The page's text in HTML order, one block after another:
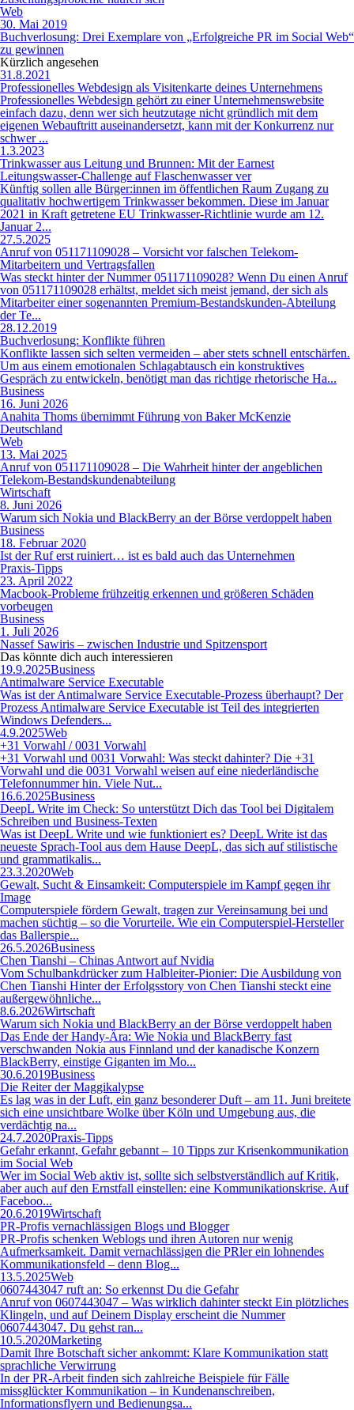
Web
30. Mai 2019
Buchverlosung: Drei Exemplare von „Erfolgreiche PR im Social Web“
zu gewinnen
Kürzlich angesehen
31.8.2021
Professionelles Webdesign als Visitenkarte deines Unternehmens
Professionelles Webdesign gehört zu einer Unternehmenswebsite
einfach dazu, denn wer sich heutzutage nicht gründlich mit dem
eigenen Webauftritt auseinandersetzt, kann mit der Konkurrenz nur
schwer ...
1.3.2023
Trinkwasser aus Leitung und Brunnen: Mit der Earnest
Leitungswasser-Challenge auf Flaschenwasser ver
Künftig sollen alle Bürger:innen im öffentlichen Raum Zugang zu
qualitativ hochwertigem Trinkwasser bekommen. Diese im Januar
2021 in Kraft getretene EU Trinkwasser-Richtlinie wurde am 12.
Januar 2...
27.5.2025
Anruf von 051171109028 – Vorsicht vor falschen Telekom-
Mitarbeitern und Vertragsfallen
Was steckt hinter der Nummer 051171109028? Wenn Du einen Anruf
von 051171109028 erhältst, meldet sich meist jemand, der sich als
Mitarbeiter einer sogenannten Premium-Bestandskunden-Abteilung
der Te...
28.12.2019
Buchverlosung: Konflikte führen
Konflikte lassen sich selten vermeiden – aber stets schnell entschärfen.
Um aus einem emotionalen Schlagabtausch ein konstruktives
Gespräch zu entwickeln, benötigt man das richtige rhetorische Ha...
Business
16. Juni 2026
Anahita Thoms übernimmt Führung von Baker McKenzie
Deutschland
Web
13. Mai 2025
Anruf von 051171109028 – Die Wahrheit hinter der angeblichen
Telekom-Bestandskundenabteilung
Wirtschaft
8. Juni 2026
Warum sich Nokia und BlackBerry an der Börse verdoppelt haben
Business
18. Februar 2020
Ist der Ruf erst ruiniert… ist es bald auch das Unternehmen
Praxis-Tipps
23. April 2022
Macbook-Probleme frühzeitig erkennen und größeren Schäden
vorbeugen
Business
1. Juli 2026
Nassef Sawiris – zwischen Industrie und Spitzensport
Das könnte dich auch interessieren
19.9.2025Business
Antimalware Service Executable
Was ist der Antimalware Service Executable-Prozess überhaupt? Der
Prozess Antimalware Service Executable ist Teil des integrierten
Windows Defenders...
4.9.2025Web
+31 Vorwahl / 0031 Vorwahl
+31 Vorwahl und 0031 Vorwahl: Was steckt dahinter? Die +31
Vorwahl und die 0031 Vorwahl weisen auf eine niederländische
Telefonnummer hin. Viele Nut...
16.6.2025Business
DeepL Write im Check: So unterstützt Dich das Tool bei Digitalem
Schreiben und Business-Texten
Was ist DeepL Write und wie funktioniert es? DeepL Write ist das
neueste Sprach-Tool aus dem Hause DeepL, das sich auf stilistische
und grammatikalis...
23.3.2020Web
Gewalt, Sucht & Einsamkeit: Computerspiele im Kampf gegen ihr
Image
Computerspiele fördern Gewalt, tragen zur Vereinsamung bei und
machen süchtig – so die Vorurteile. Wie ein Computerspiel-Hersteller
das Ballerspie...
26.5.2026Business
Chen Tianshi – Chinas Antwort auf Nvidia
Vom Schulbankdrücker zum Halbleiter-Pionier: Die Ausbildung von
Chen Tianshi Hinter der Erfolgsstory von Chen Tianshi steckt eine
außergewöhnliche...
8.6.2026Wirtschaft
Warum sich Nokia und BlackBerry an der Börse verdoppelt haben
Das Ende der Handy-Ära: Wie Nokia und BlackBerry fast
verschwanden Nokia aus Finnland und der kanadische Konzern
BlackBerry, einstige Giganten im Mo...
30.6.2019Business
Die Reiter der Maggikalypse
Es lag was in der Luft, ein ganz besonderer Duft – am 11. Juni breitete
sich eine unsichtbare Wolke über Köln und Umgebung aus, die
verdächtig na...
24.7.2020Praxis-Tipps
Gefahr erkannt, Gefahr gebannt – 10 Tipps zur Krisenkommunikation
im Social Web
Wer im Social Web aktiv ist, sollte sich selbstverständlich auf Kritik,
aber auch auf den Ernstfall einstellen: eine Kommunikationskrise. Auf
Faceboo...
20.6.2019Wirtschaft
PR-Profis vernachlässigen Blogs und Blogger
PR-Profis schenken Weblogs und ihren Autoren nur wenig
Aufmerksamkeit. Damit vernachlässigen die PRler ein lohnendes
Kommunikationsfeld – denn Blog...
13.5.2025Web
0607443047 ruft an: So erkennst Du die Gefahr
Anruf von 0607443047 – Was wirklich dahinter steckt Ein plötzliches
Klingeln, und auf Deinem Display erscheint die Nummer
0607443047. Du gehst ran...
10.5.2020Marketing
Damit Ihre Botschaft sicher ankommt: Klare Kommunikation statt
sprachliche Verwirrung
In der PR-Arbeit finden sich zahlreiche Beispiele für Fälle
missglückter Kommunikation – in Kundenanschreiben,
Informationsflyern und Bedienungsa...